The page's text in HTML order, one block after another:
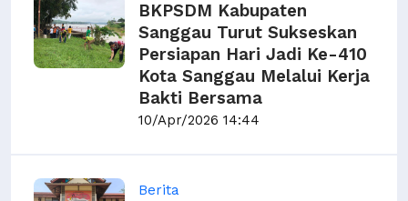
BKPSDM Kabupaten
Sanggau Turut Sukseskan
Persiapan Hari Jadi Ke-410
Kota Sanggau Melalui Kerja
Bakti Bersama
10/Apr/2026 14:44
Berita